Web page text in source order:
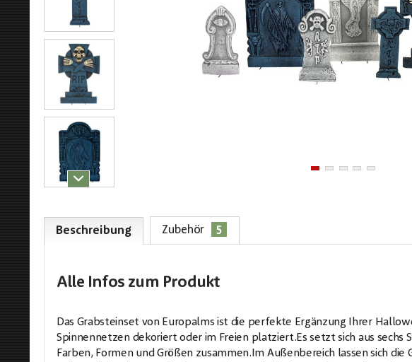
Beschreibung Zubehör 5
Alle Infos zum Produkt
Das Grabsteinset von Europalms ist die perfekte Ergänzung Ihrer
Spinnennetzen dekoriert oder im Freien platziert.Es setzt sich aus
Farben, Formen und Größen zusammen.Im Außenbereich lassen sich